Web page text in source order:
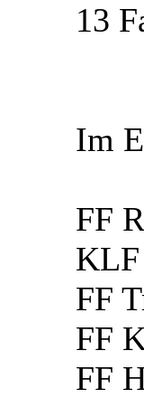
13
Im
FF
KLF
FF
FF
FF